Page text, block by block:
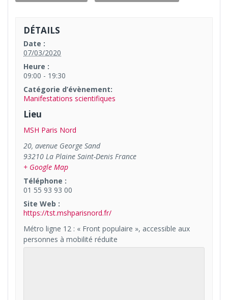
DÉTAILS
Date :
07/03/2020
Heure :
09:00 - 19:30
Catégorie d’évènement:
Manifestations scientifiques
Lieu
MSH Paris Nord
20, avenue George Sand
93210 La Plaine Saint-Denis France
+ Google Map
Téléphone :
01 55 93 93 00
Site Web :
https://tst.mshparisnord.fr/
Métro ligne 12 : « Front populaire », accessible aux
personnes à mobilité réduite